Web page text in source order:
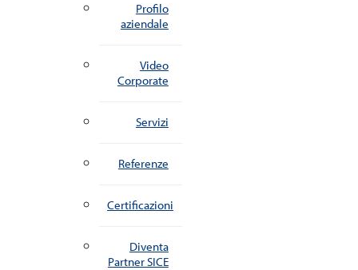
Profilo
aziendale
Video
Corporate
Servizi
Referenze
Certificazioni
Diventa
Partner SICE